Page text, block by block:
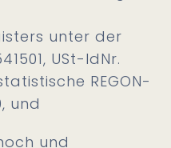
unter der
USt-IdNr.
REGON-
und
und